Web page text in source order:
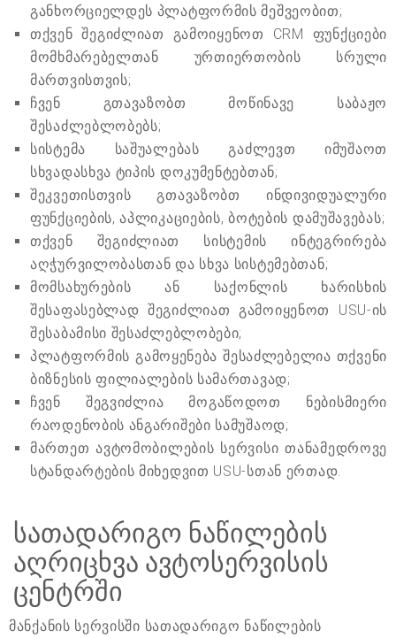
განხორციელდეს პლატფორმის მეშვეობით;
თქვენ შეგიძლიათ გამოიყენოთ CRM ფუნქციები
მომხმარებელთან ურთიერთობის სრული
მართვისთვის;
ჩვენ გთავაზობთ მოწინავე საბაჟო
შესაძლებლობებს;
სისტემა საშუალებას გაძლევთ იმუშაოთ
სხვადასხვა ტიპის დოკუმენტებთან;
შეკვეთისთვის გთავაზობთ ინდივიდუალური
ფუნქციების, აპლიკაციების, ბოტების დამუშავებას;
თქვენ შეგიძლიათ სისტემის ინტეგრირება
აღჭურვილობასთან და სხვა სისტემებთან;
მომსახურების ან საქონლის ხარისხის
შესაფასებლად შეგიძლიათ გამოიყენოთ USU-ის
შესაბამისი შესაძლებლობები;
პლატფორმის გამოყენება შესაძლებელია თქვენი
ბიზნესის ფილიალების სამართავად;
ჩვენ შეგვიძლია მოგაწოდოთ ნებისმიერი
რაოდენობის ანგარიშები სამუშაოდ;
მართეთ ავტომობილების სერვისი თანამედროვე
სტანდარტების მიხედვით USU-სთან ერთად.
სათადარიგო ნაწილების
აღრიცხვა ავტოსერვისის
ცენტრში
მანქანის სერვისში სათადარიგო ნაწილების